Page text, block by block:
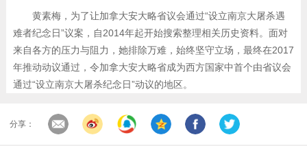
黄素梅，为了让加拿大安大略省议会通过“设立南京大屠杀遇
难者纪念日”议案，自2014年起开始搜索整理相关历史资料。面对
来自各方的压力与阻力，她排除万难，始终坚守立场，最终在2017
年推动动议通过，令加拿大安大略省成为西方国家中首个由省议会
通过“设立南京大屠杀纪念日”动议的地区。
分享：